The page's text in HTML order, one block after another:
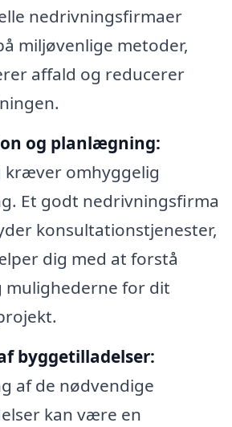
nedrivningsfirmaer
miljøvenlige metoder,
affald og reducerer
og planlægning:
kræver omhyggelig
Et godt nedrivningsfirma
konsultationstjenester,
dig med at forstå
mulighederne for dit
byggetilladelser:
af de nødvendige
kan være en